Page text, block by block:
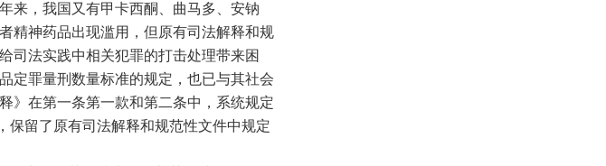
来，我国又有甲卡西酮、曲马多、安钠
精神药品出现滥用，但原有司法解释和规
司法实践中相关犯罪的打击处理带来困
定罪量刑数量标准的规定，也已与其社会
》在第一条第一款和第二条中，系统规定
保留了原有司法解释和规范性文件中规定